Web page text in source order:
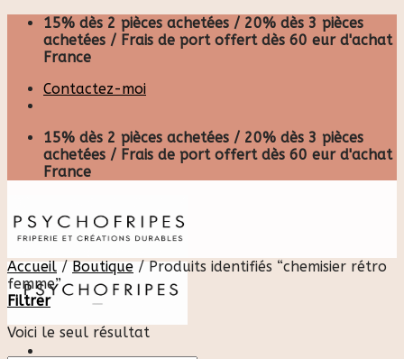
Skip
content
15% dès 2 pièces achetées / 20% dès 3 pièces
achetées / Frais de port offert dès 60 eur d'achat
France
Contactez-moi
15% dès 2 pièces achetées / 20% dès 3 pièces
achetées / Frais de port offert dès 60 eur d'achat
France
Accueil / Boutique /Produits identifiés “chemisier rétro
femme”
Filtrer
Voici le seul résultat